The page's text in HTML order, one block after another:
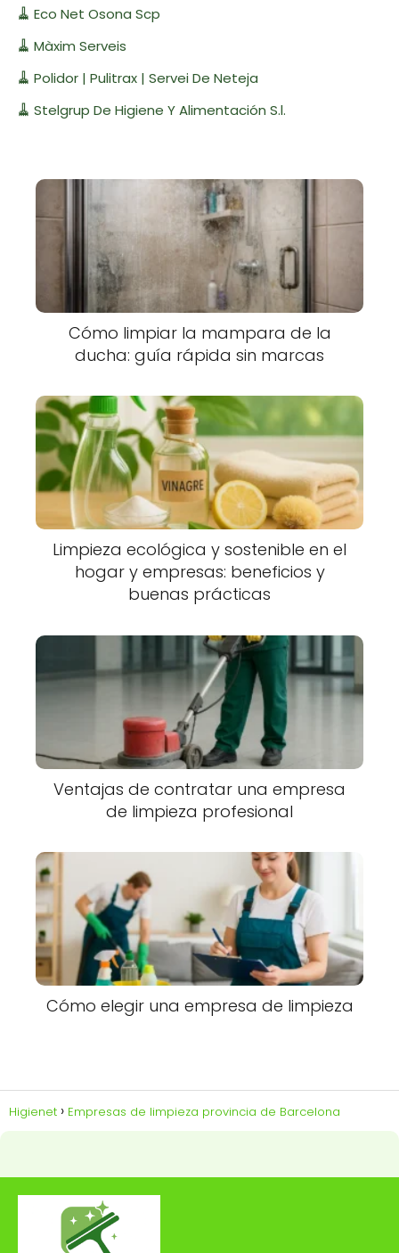
🧹 Eco Net Osona Scp
🧹 Màxim Serveis
🧹 Polidor | Pulitrax | Servei De Neteja
🧹 Stelgrup De Higiene Y Alimentación S.l.
Cómo limpiar la mampara de la
ducha: guía rápida sin marcas
Limpieza ecológica y sostenible en el
hogar y empresas: beneficios y
buenas prácticas
Ventajas de contratar una empresa
de limpieza profesional
Cómo elegir una empresa de limpieza
Higienet Empresas de limpieza provincia de Barcelona